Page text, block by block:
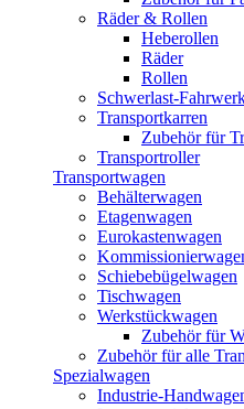
Räder & Rollen
Heberollen
Räder
Rollen
Schwerlast-
Transportkarren
Zubehör für
Transportroller
Transportwagen
Behälterwagen
Etagenwagen
Eurokastenwagen
Schiebebügelwagen
Tischwagen
Werkstückwagen
Zubehör für
Zubehör für alle
Spezialwagen
Industrie-